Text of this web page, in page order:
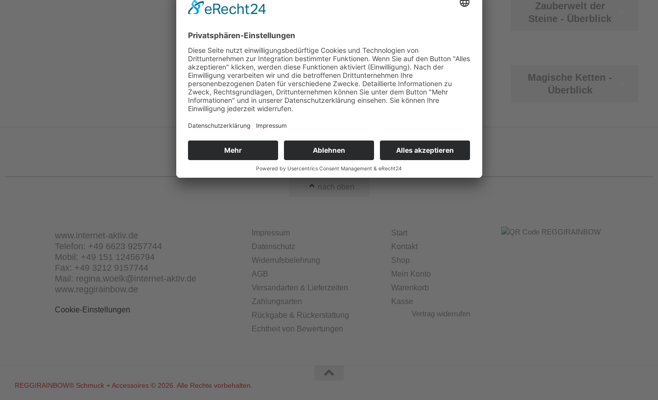
Zauberwelt der
Steine - Überblick
Magische Ketten -
Überblick
Wir bringen Farbe ins Leben!
❤️🧡💛💚💙💜
nach oben
www.internet-aktiv.de
Telefon: +49 6623 9257744
Mobil: +49 151 12456794
Fax: +49 3212 9157744
Mail: regina.woelk@internet-aktiv.de
www.reggirainbow.de
Cookie-Einstellungen
Impressum
Datenschutz
Widerrufsbelehrung
AGB
Versandarten & Lieferzeiten
Zahlungsarten
Rückgabe & Rückerstattung
Echtheit von Bewertungen
Start
Kontakt
Shop
Mein Konto
Warenkorb
Kasse
Vertrag widerrufen
REGGIRAINBOW® Schmuck + Accessoires © 2026. Alle Rechte vorbehalten.